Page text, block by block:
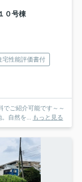
０号棟
宅性能評価書付
でご紹介可能です～～
自然を...
もっと見る